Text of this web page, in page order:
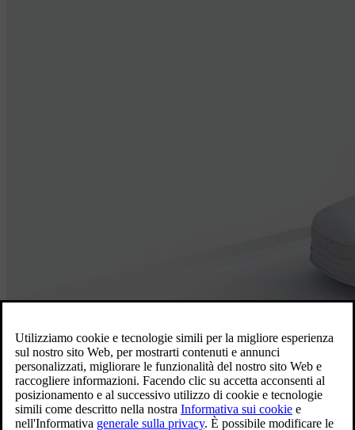
Aggiornamenti del software